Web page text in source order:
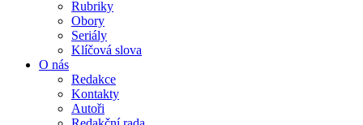
Rubriky
Obory
Seriály
Klíčová slova
O nás
Redakce
Kontakty
Autoři